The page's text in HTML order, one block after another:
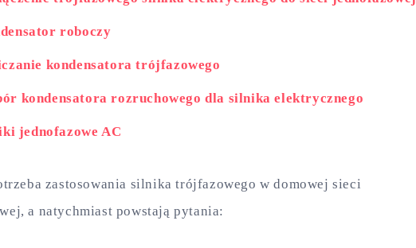
roboczy
kondensatora trójfazowego
kondensatora rozruchowego dla silnika elektrycznego
jednofazowe AC
zastosowania silnika trójfazowego w domowej sieci
a natychmiast powstają pytania: